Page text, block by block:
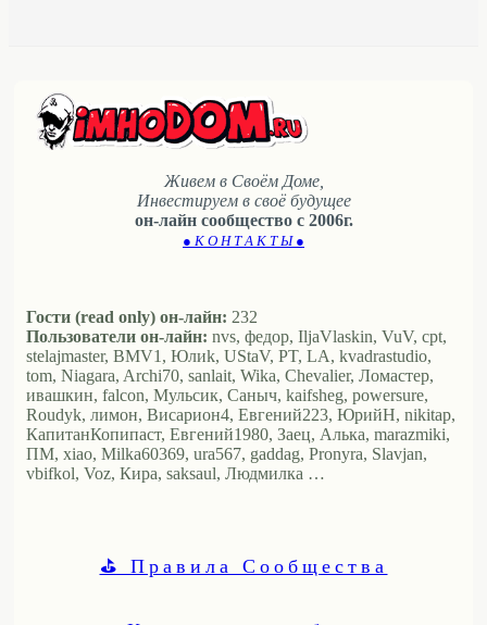
Живем в Своём Доме,
Инвестируем в своё будущее
он-лайн сообщество с 2006г.
● К О Н Т А К Т Ы ●
Гости (read only) он-лайн: 232
Пользователи он-лайн: nvs, федор, IljaVlaskin, VuV, cpt,
stelajmaster, BMV1, Юлиk, UStaV, PT, LA, kvadrastudio,
tom, Niagara, Archi70, sanlait, Wika, Chevalier, Ломастер,
ивашкин, falcon, Мульсик, Саныч, kaifsheg, powersure,
Roudyk, лимон, Висариoн4, Евгений223, ЮрийН, nikitap,
КапитанКопипаст, Евгений1980, Заец, Алька, marazmiki,
ПМ, xiao, Milka60369, ura567, gaddag, Pronyra, Slavjan,
vbifkol, Voz, Кира, saksaul, Людмилка …
⛳ Правила Сообщества